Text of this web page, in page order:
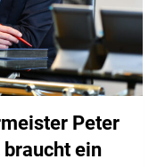
Peter
braucht ein